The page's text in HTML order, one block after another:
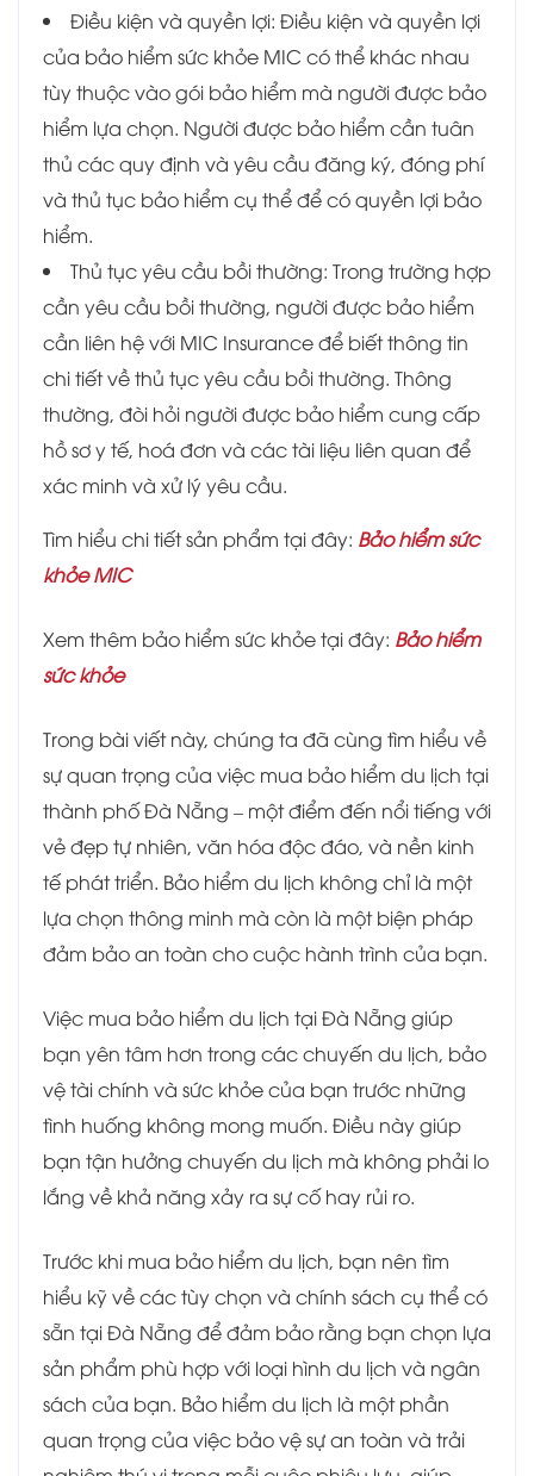
Điều kiện và quyền lợi: Điều kiện và quyền lợi
của bảo hiểm sức khỏe MIC có thể khác nhau
tùy thuộc vào gói bảo hiểm mà người được bảo
hiểm lựa chọn. Người được bảo hiểm cần tuân
thủ các quy định và yêu cầu đăng ký, đóng phí
và thủ tục bảo hiểm cụ thể để có quyền lợi bảo
hiểm.
Thủ tục yêu cầu bồi thường: Trong trường hợp
cần yêu cầu bồi thường, người được bảo hiểm
cần liên hệ với MIC Insurance để biết thông tin
chi tiết về thủ tục yêu cầu bồi thường. Thông
thường, đòi hỏi người được bảo hiểm cung cấp
hồ sơ y tế, hoá đơn và các tài liệu liên quan để
xác minh và xử lý yêu cầu.
Tìm hiểu chi tiết sản phẩm tại đây: Bảo hiểm sức
khỏe MIC
Xem thêm bảo hiểm sức khỏe tại đây: Bảo hiểm
sức khỏe
Trong bài viết này, chúng ta đã cùng tìm hiểu về
sự quan trọng của việc mua bảo hiểm du lịch tại
thành phố Đà Nẵng – một điểm đến nổi tiếng với
vẻ đẹp tự nhiên, văn hóa độc đáo, và nền kinh
tế phát triển. Bảo hiểm du lịch không chỉ là một
lựa chọn thông minh mà còn là một biện pháp
đảm bảo an toàn cho cuộc hành trình của bạn.
Việc mua bảo hiểm du lịch tại Đà Nẵng giúp
bạn yên tâm hơn trong các chuyến du lịch, bảo
vệ tài chính và sức khỏe của bạn trước những
tình huống không mong muốn. Điều này giúp
bạn tận hưởng chuyến du lịch mà không phải lo
lắng về khả năng xảy ra sự cố hay rủi ro.
Trước khi mua bảo hiểm du lịch, bạn nên tìm
hiểu kỹ về các tùy chọn và chính sách cụ thể có
sẵn tại Đà Nẵng để đảm bảo rằng bạn chọn lựa
sản phẩm phù hợp với loại hình du lịch và ngân
sách của bạn. Bảo hiểm du lịch là một phần
quan trọng của việc bảo vệ sự an toàn và trải